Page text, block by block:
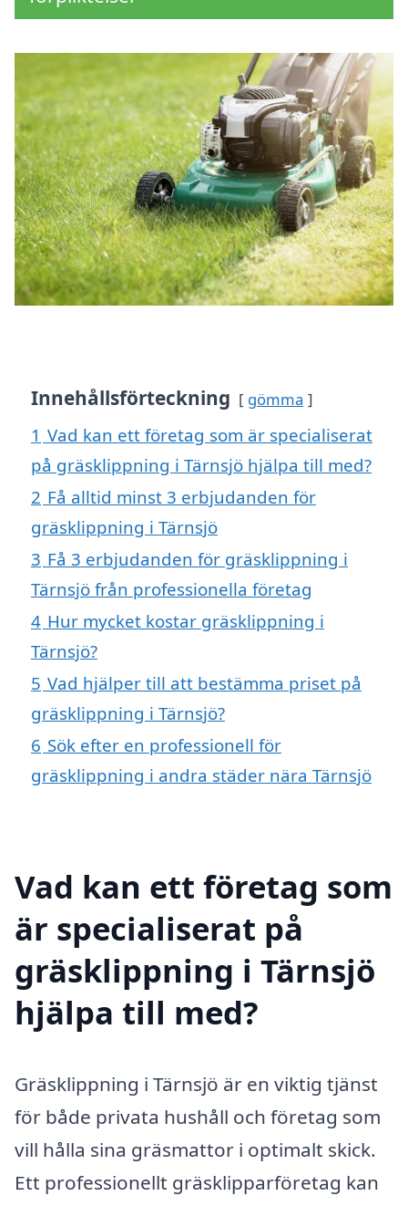
Innehållsförteckning gömma
1 Vad kan ett företag som är specialiserat
på gräsklippning i Tärnsjö hjälpa till med?
2 Få alltid minst 3 erbjudanden för
gräsklippning i Tärnsjö
3 Få 3 erbjudanden för gräsklippning i
Tärnsjö från professionella företag
4 Hur mycket kostar gräsklippning i
Tärnsjö?
5 Vad hjälper till att bestämma priset på
gräsklippning i Tärnsjö?
6 Sök efter en professionell för
gräsklippning i andra städer nära Tärnsjö
Vad kan ett företag som
är specialiserat på
gräsklippning i Tärnsjö
hjälpa till med?
Gräsklippning i Tärnsjö är en viktig tjänst
för både privata hushåll och företag som
vill hålla sina gräsmattor i optimalt skick.
Ett professionellt gräsklipparföretag kan